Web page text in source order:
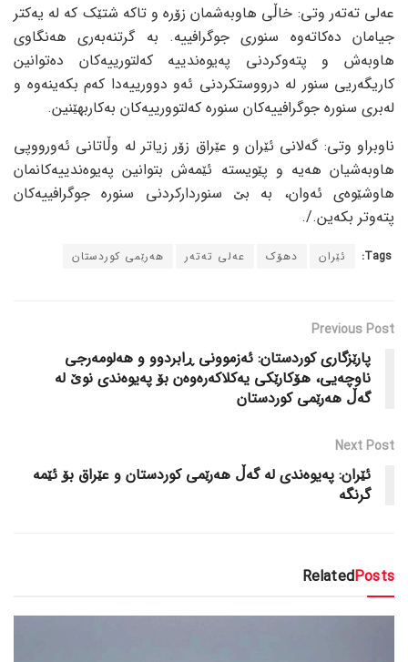
عەلی تەتەر وتی: خاڵی هاوبەشمان زۆرە و تاکە شتێک کە لە یەکتر
جیامان دەکاتەوە سنوری جوگرافییە. بە گرتنەبەری هەنگاوی
هاوبەش و پتەوکردنی پەیوەندییە کەلتورییەکان دەتوانین
کاریگەریی سنور لە درووستکردنی ئەو دوورییەدا کەم بکەینەوە و
لەبری سنورە جوگرافییەکان سنورە کەلتوورییەکان بەکاربهێنین.
ناوبراو وتی: گەلانی ئێران و عێراق زۆر زیاتر لە وڵاتانی ئەورووپی
هاوبەشیان هەیە و پێویستە ئێمەش بتوانین پەیوەندییەکانمان
هاوشێوەی ئەوان، بە بێ سنوردارکردنی سنورە جوگرافییەکان
پتەوتر بکەین./.
Tags: ئێران دهۆک عەلی تەتەر هەرێمی کوردستان
Previous Post
پارێزگاری کوردستان: ئەزموونی ڕابردوو و هەلومەرجی
ناوچەیی، هۆکارێکی یەکلاکەرەوەن بۆ پەیوەندی نوێ لە
گەڵ هەرێمی کوردستان
Next Post
ئێران: پەیوەندی لە گەڵ هەرێمی کوردستان و عێراق بۆ ئێمە
گرنگە
RelatedPosts